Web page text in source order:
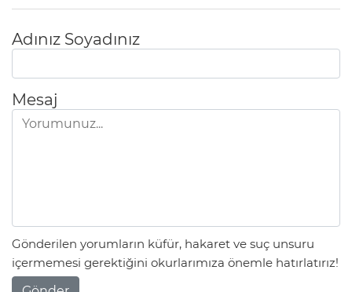
Adınız Soyadınız
Mesaj
Gönderilen yorumların küfür, hakaret ve suç unsuru
içermemesi gerektiğini okurlarımıza önemle hatırlatırız!